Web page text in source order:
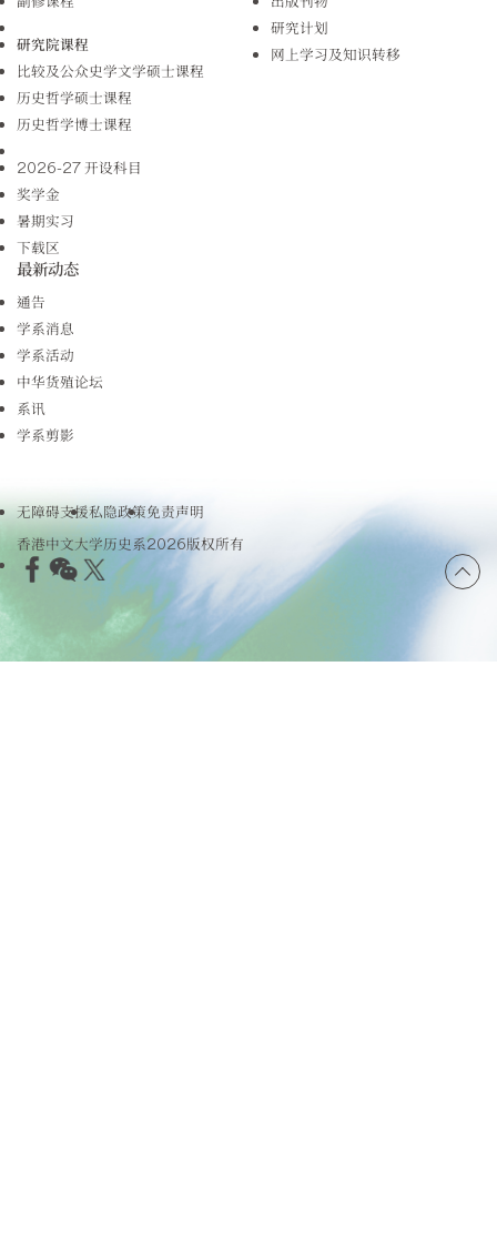
研究院课程
比较及公众史学文学硕士课程
历史哲学硕士课程
历史哲学博士课程
2026-27 开设科目
奖学金
暑期实习
下载区
研究计划
网上学习及知识转移
最新动态
通告
学系消息
学系活动
中华货殖论坛
系讯
学系剪影
无障碍支援私隐政策免责声明
香港中文大学历史系2026版权所有